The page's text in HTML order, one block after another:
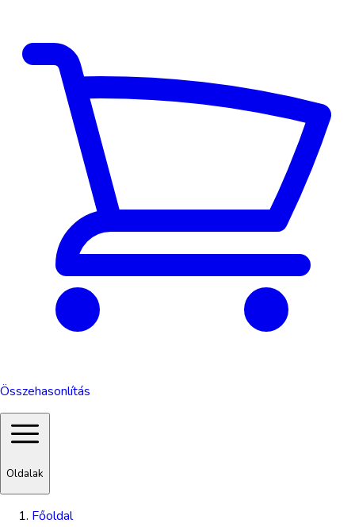
Összehasonlítás
Oldalak
Főoldal